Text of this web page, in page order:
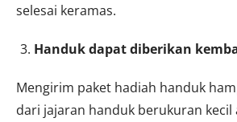
selesai keramas.
Handuk dapat diberikan
Mengirim paket hadiah handuk
dari jajaran handuk berukuran kecil